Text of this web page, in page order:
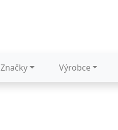
Značky Výrobce